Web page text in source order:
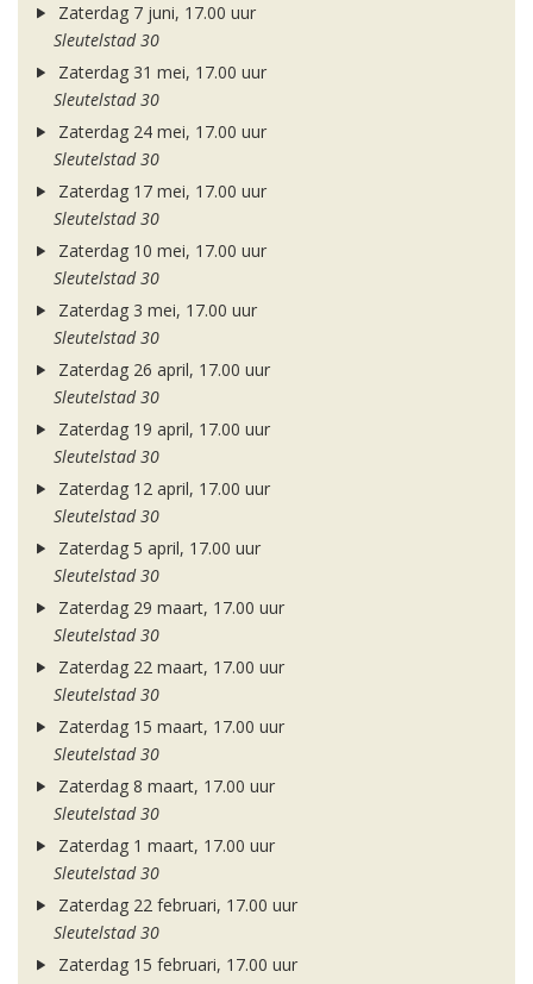
Zaterdag 7 juni, 17.00 uur
Sleutelstad 30
Zaterdag 31 mei, 17.00 uur
Sleutelstad 30
Zaterdag 24 mei, 17.00 uur
Sleutelstad 30
Zaterdag 17 mei, 17.00 uur
Sleutelstad 30
Zaterdag 10 mei, 17.00 uur
Sleutelstad 30
Zaterdag 3 mei, 17.00 uur
Sleutelstad 30
Zaterdag 26 april, 17.00 uur
Sleutelstad 30
Zaterdag 19 april, 17.00 uur
Sleutelstad 30
Zaterdag 12 april, 17.00 uur
Sleutelstad 30
Zaterdag 5 april, 17.00 uur
Sleutelstad 30
Zaterdag 29 maart, 17.00 uur
Sleutelstad 30
Zaterdag 22 maart, 17.00 uur
Sleutelstad 30
Zaterdag 15 maart, 17.00 uur
Sleutelstad 30
Zaterdag 8 maart, 17.00 uur
Sleutelstad 30
Zaterdag 1 maart, 17.00 uur
Sleutelstad 30
Zaterdag 22 februari, 17.00 uur
Sleutelstad 30
Zaterdag 15 februari, 17.00 uur